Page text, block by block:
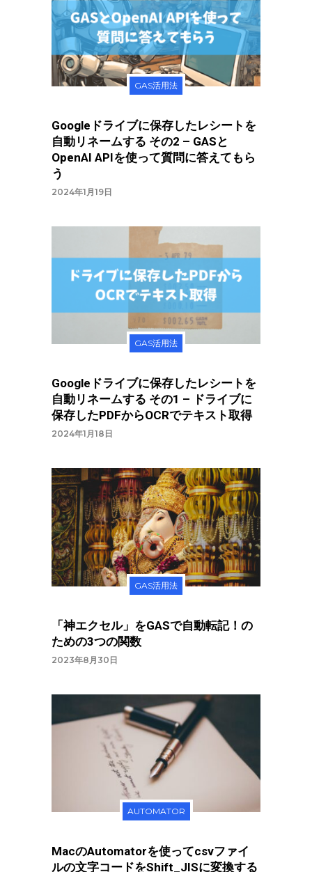
GAS活用法
Googleドライブに保存したレシートを
自動リネームする その2 – GASと
OpenAI APIを使って質問に答えてもら
う
2024年1月19日
GAS活用法
Googleドライブに保存したレシートを
自動リネームする その1 – ドライブに
保存したPDFからOCRでテキスト取得
2024年1月18日
GAS活用法
「神エクセル」をGASで自動転記！の
ための3つの関数
2023年8月30日
AUTOMATOR
MacのAutomatorを使ってcsvファイ
ルの文字コードをShift_JISに変換する